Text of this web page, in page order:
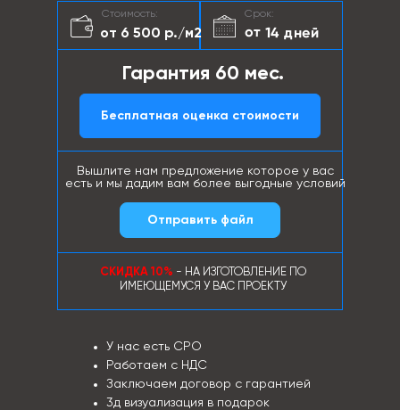
Срок:
от 14 дней
Стоимость:
от 6 500 р./м2
Гарантия 60 мес.
Бесплатная оценка стоимости
Вышлите нам предложение которое у вас
есть и мы дадим вам более выгодные условий
СКИДКА 10% - НА ИЗГОТОВЛЕНИЕ ПО
ИМЕЮЩЕМУСЯ У ВАС ПРОЕКТУ
У нас есть СРО
Работаем с НДС
Заключаем договор с гарантией
3д визуализация в подарок
Отправить файл